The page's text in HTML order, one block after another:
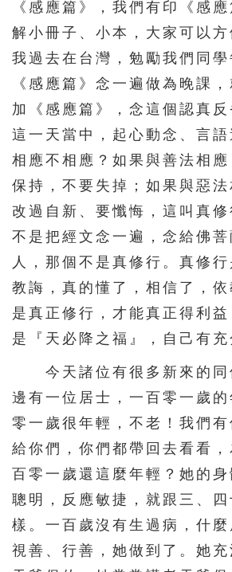
《感應篇》，我們有印《感
解小冊子、小本，大家可以方
我過去在台灣，勉勵我們同
《感應篇》念一遍做為晚課
加《感應篇》，念這個認真
這一天當中，起心動念、言
相應不相應？如果與善法相
保持，不要失掉；如果與惡
改過自新、要懺悔，這叫真修
不是把經文念一遍，念給佛
人，那個不是真修行。真修
教誨，真的懂了，相信了，
是真正修行，才能真正得利
是『天必降之福』，自己有充
今天諸位有很多新來的同
邊有一位居士，一百零一歲
零一歲很年輕，不老！我們有
給你們，你們都帶回去看看
百零一歲還這麼年輕？她的身
聰明，反應敏捷，就跟三、四
樣。一百歲沒有生過病，什麼
視善、行善，她做到了。她